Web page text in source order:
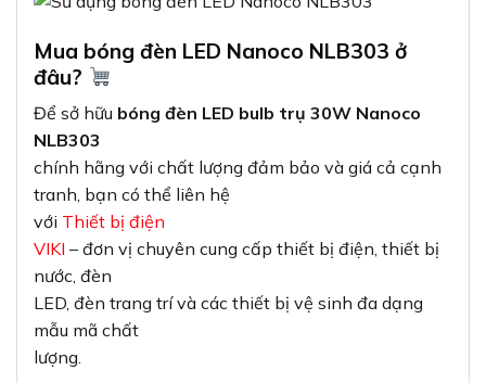
Mua bóng đèn LED Nanoco NLB303 ở
đâu?
Để sở hữu bóng đèn LED bulb trụ 30W Nanoco
NLB303
chính hãng với chất lượng đảm bảo và giá cả cạnh
tranh, bạn có thể liên hệ
với Thiết bị điện
VIKI – đơn vị chuyên cung cấp thiết bị điện, thiết bị
nước, đèn
LED, đèn trang trí và các thiết bị vệ sinh đa dạng
mẫu mã chất
lượng.